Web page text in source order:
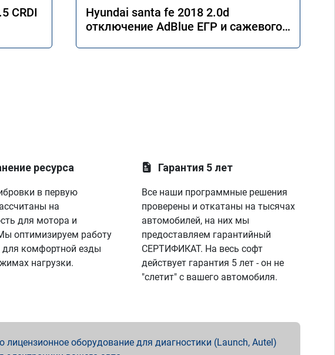
CRDI
Hyundai santa fe 2018 2.0d
отключение AdBlue ЕГР и сажевого
ресурса
в первую
на
для мотора и
оптимизируем работу
для комфортной езды
нагрузки.
Гарантия 5 лет
Все наши программные решения
проверены и откатаны на тысячах
автомобилей, на них мы
предоставляем гарантийный
СЕРТИФИКАТ. На весь софт
действует гарантия 5 лет - он не
"слетит" с вашего автомобиля.
оборудование для диагностики (Launch, Autel)